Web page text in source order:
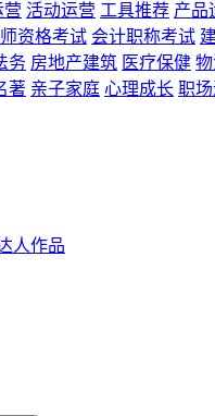
营 活动运营 工具推荐 产品
资格考试 会计职称考试
务 房地产建筑 医疗保健
著 亲子家庭 心理成长 职
人作品